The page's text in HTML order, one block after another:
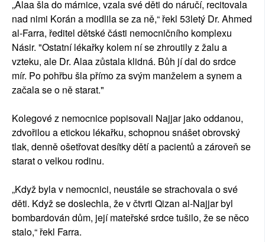
„Alaa šla do márnice, vzala své děti do náručí, recitovala
nad nimi Korán a modlila se za ně,“ řekl 53letý Dr. Ahmed
al-Farra, ředitel dětské části nemocničního komplexu
Násir. "Ostatní lékařky kolem ní se zhroutily z žalu a
vzteku, ale Dr. Alaa zůstala klidná. Bůh jí dal do srdce
mír. Po pohřbu šla přímo za svým manželem a synem a
začala se o ně starat."
Kolegové z nemocnice popisovali Najjar jako oddanou,
zdvořilou a etickou lékařku, schopnou snášet obrovský
tlak, denně ošetřovat desítky dětí a pacientů a zároveň se
starat o velkou rodinu.
„Když byla v nemocnici, neustále se strachovala o své
děti. Když se doslechla, že v čtvrti Qizan al-Najjar byl
bombardován dům, její mateřské srdce tušilo, že se něco
stalo,“ řekl Farra.